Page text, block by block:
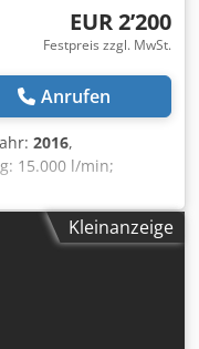
EUR 2’200
Festpreis zzgl. MwSt.
Anrufen
2016,
15.000 l/min;
Nettopreis: 9.500
Kleinanzeige